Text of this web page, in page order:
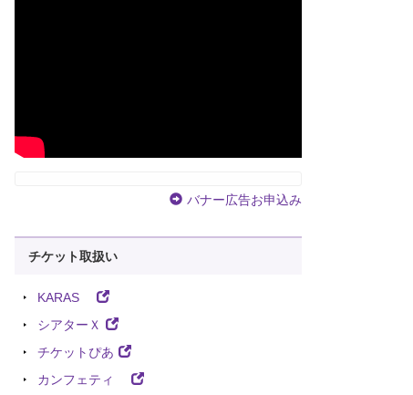
バナー広告お申込み
チケット取扱い
KARAS
シアターＸ
チケットぴあ
カンフェティ